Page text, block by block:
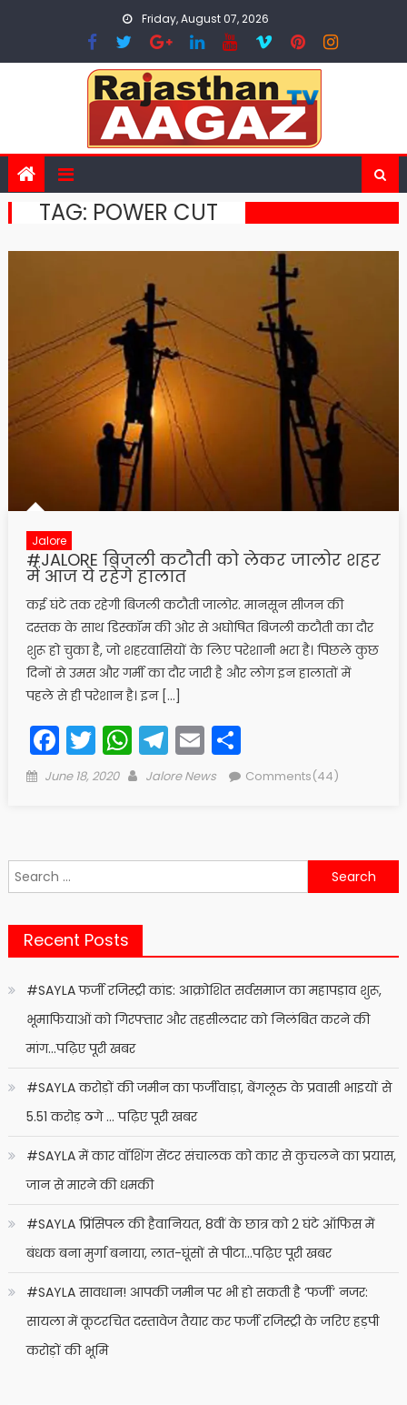
Friday, August 07, 2026
TAG: POWER CUT
Jalore
#JALORE बिजली कटौती को लेकर जालोर शहर
में आज ये रहेंगे हालात
कई घंटे तक रहेगी बिजली कटौती जालोर. मानसून सीजन की
दस्तक के साथ डिस्कॉम की ओर से अघोषित बिजली कटौती का दौर
शुरू हो चुका है, जो शहरवासियों के लिए परेशानी भरा है। पिछले कुछ
दिनों से उमस और गर्मी का दौर जारी है और लोग इन हालातों में
पहले से ही परेशान है। इन […]
Facebook
Twitter
WhatsApp
Telegram
EmailShare
Posted
June 18, 2020 Author
Jalore News Comments(44)
Search
for:
Recent Posts
#SAYLA फर्जी रजिस्ट्री कांड: आक्रोशित सर्वसमाज का महापड़ाव शुरू,
भूमाफियाओं को गिरफ्तार और तहसीलदार को निलंबित करने की
मांग…पढ़िए पूरी खबर
#SAYLA करोड़ों की जमीन का फर्जीवाड़ा, बेंगलूरु के प्रवासी भाइयों से
5.51 करोड़ ठगे … पढ़िए पूरी खबर
#SAYLA में कार वॉशिंग सेंटर संचालक को कार से कुचलने का प्रयास,
जान से मारने की धमकी
#SAYLA प्रिंसिपल की हैवानियत, 8वीं के छात्र को 2 घंटे ऑफिस में
बंधक बना मुर्गा बनाया, लात-घूंसों से पीटा…पढ़िए पूरी खबर
#SAYLA सावधान! आपकी जमीन पर भी हो सकती है ‘फर्जी’ नजर:
सायला में कूटरचित दस्तावेज तैयार कर फर्जी रजिस्ट्री के जरिए हड़पी
करोड़ों की भूमि